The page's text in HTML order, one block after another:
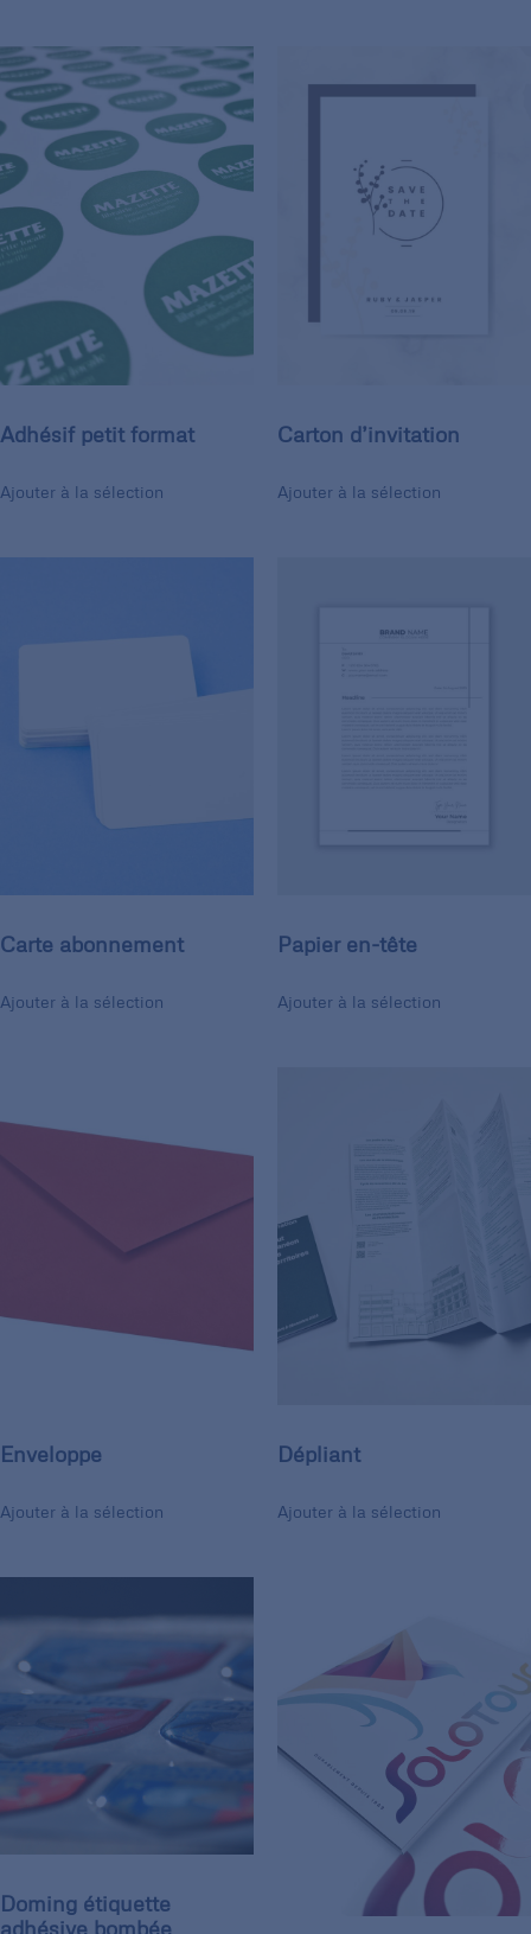
Adhésif petit format
Ajouter à la sélection
Carton d’invitation
Ajouter à la sélection
Carte abonnement
Ajouter à la sélection
Papier en-tête
Ajouter à la sélection
Enveloppe
Ajouter à la sélection
Dépliant
Ajouter à la sélection
Doming étiquette
adhésive bombée